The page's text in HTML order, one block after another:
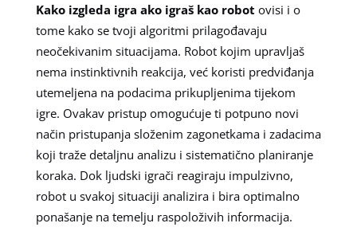
Kako izgleda igra ako igraš kao robot ovisi i o
tome kako se tvoji algoritmi prilagođavaju
neočekivanim situacijama. Robot kojim upravljaš
nema instinktivnih reakcija, već koristi predviđanja
utemeljena na podacima prikupljenima tijekom
igre. Ovakav pristup omogućuje ti potpuno novi
način pristupanja složenim zagonetkama i zadacima
koji traže detaljnu analizu i sistematično planiranje
koraka. Dok ljudski igrači reagiraju impulzivno,
robot u svakoj situaciji analizira i bira optimalno
ponašanje na temelju raspoloživih informacija.